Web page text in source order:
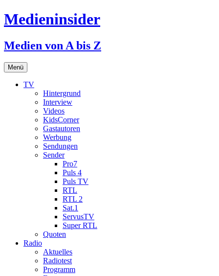
Medieninsider
Medien von A bis Z
Menü Zum
Inhalt
springen
TV
Hintergrund
Interview
Videos
KidsCorner
Gastautoren
Werbung
Sendungen
Sender
Pro7
Puls 4
Puls TV
RTL
RTL 2
Sat.1
ServusTV
Super RTL
Quoten
Radio
Aktuelles
Radiotest
Programm